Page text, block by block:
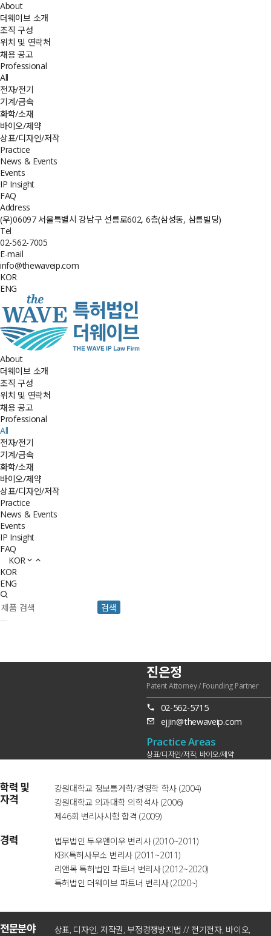
About
더웨이브 소개
조직 구성
위치 및 연락처
채용 공고
Professional
All
전자/전기
기계/금속
화학/소재
바이오/제약
상표/디자인/저작
Practice
News & Events
Events
IP Insight
FAQ
Address
(우)06097 서울특별시 강남구 선릉로602, 6층(삼성동, 삼릉빌딩)
Tel
02-562-7005
E-mail
info@thewaveip.com
KOR
ENG
About
더웨이브 소개
조직 구성
위치 및 연락처
채용 공고
Professional
All
전자/전기
기계/금속
화학/소재
바이오/제약
상표/디자인/저작
Practice
News & Events
Events
IP Insight
FAQ
KOR
KOR
ENG
검색
진은정
Patent Attorney / Founding Partner
02-562-5715
ejjin@thewaveip.com
Practice Areas
상표/디자인/저작, 바이오/제약
학력 및
자격
강원대학교 정보통계학/경영학 학사 (2004)
강원대학교 의과대학 의학석사 (2006)
제46회 변리사시험 합격 (2009)
경력
법무법인 두우앤이우 변리사 (2010~2011)
KBK특허사무소 변리사 (2011~2011)
리앤목 특허법인 파트너 변리사 (2012~2020)
특허법인 더웨이브 파트너 변리사 (2020~)
전문분야
상표, 디자인, 저작권, 부정경쟁방지법 // 전기전자, 바이오,